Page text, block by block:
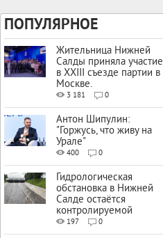
ПОПУЛЯРНОЕ
Жительница Нижней
Салды приняла участие
в XXIII съезде партии в
Москве.
3 181 0
Антон Шипулин:
"Горжусь, что живу на
Урале"
400 0
Гидрологическая
обстановка в Нижней
Салде остаётся
контролируемой
197 0